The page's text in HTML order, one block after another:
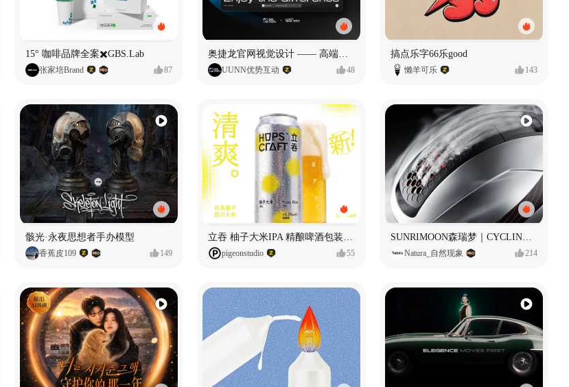
15° 咖啡品牌全案✖️GBS.Lab
张家培Brand 87
奥捷龙官网视觉设计 —— 高端网站建设
UUNN优势互动 48
搞点乐字66乐good
懒羊可乐 143
骸光·永夜思想者手办模型
香蕉皮109 149 pigeonstudio 55 Natura_自然现象 214